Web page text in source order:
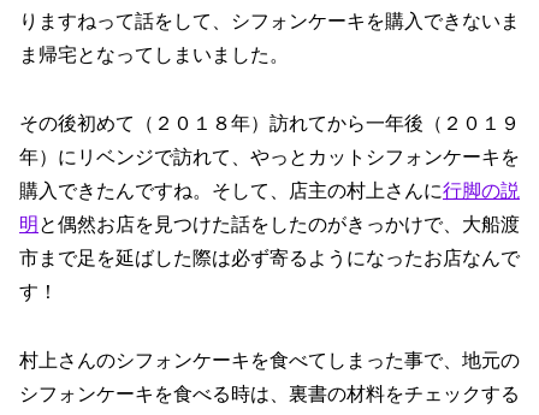
りますねって話をして、シフォンケーキを購入できないま
ま帰宅となってしまいました。
その後初めて（２０１８年）訪れてから一年後（２０１９
年）にリベンジで訪れて、やっとカットシフォンケーキを
購入できたんですね。そして、店主の村上さんに行脚の説
明 と偶然お店を見つけた話をしたのがきっかけで、大船渡
市まで足を延ばした際は必ず寄るようになったお店なんで
す！
村上さんのシフォンケーキを食べてしまった事で、地元の
シフォンケーキを食べる時は、裏書の材料をチェックする